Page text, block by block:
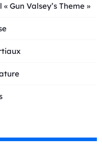
Gun Valsey’s Theme »